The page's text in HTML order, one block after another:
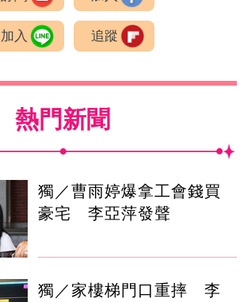
加入 追蹤
熱門新聞
獨／曹雨婷爆拿工會錢買
豪宅 李亞萍發聲
獨／家樓梯門口重摔 李